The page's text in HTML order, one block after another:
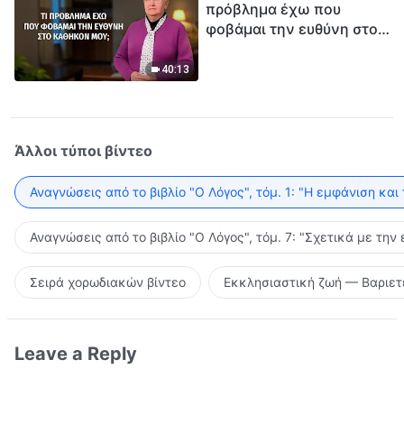
40:13
πρόβλημα έχω που
φοβάμαι την ευθύνη στο
Άλλοι τύποι βίντεο
Αναγνώσεις από το βιβλίο "Ο Λόγος", τόμ. 1: "Η εμφάνιση
Αναγνώσεις από το βιβλίο "Ο Λόγος", τόμ. 7: "Σχετικά με την
Σειρά χορωδιακών βίντεο Εκκλησιαστική ζωή —
Leave a Reply